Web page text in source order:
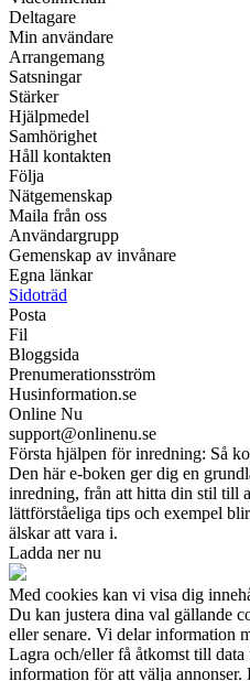
Deltagare
Min användare
Arrangemang
Satsningar
Stärker
Hjälpmedel
Samhörighet
Håll kontakten
Följa
Nätgemenskap
Maila från oss
Användargrupp
Gemenskap av invånare
Egna länkar
Sidoträd
Posta
Fil
Bloggsida
Prenumerationsström
Husinformation.se
Online Nu
support@onlinenu.se
Första hjälpen för inredning: Så
Den här e-boken ger dig en
inredning, från att hitta din stil till
lättförståeliga tips och exempel
älskar att vara i.
Ladda ner nu
Med cookies kan vi visa dig
Du kan justera dina val gällande
eller senare. Vi delar information
Lagra och/eller få åtkomst till
information för att välja